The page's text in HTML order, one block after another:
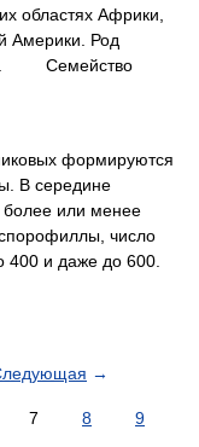
областях Африки,
Америки. Род
Семейство
формируются
В середине
более или менее
число
400 и даже до 600.
→
7 8
9